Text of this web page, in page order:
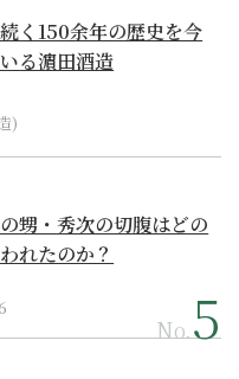
く150余年の歴史を今
る濵田酒造
)
甥・秀次の切腹はどの
れたのか？
No.